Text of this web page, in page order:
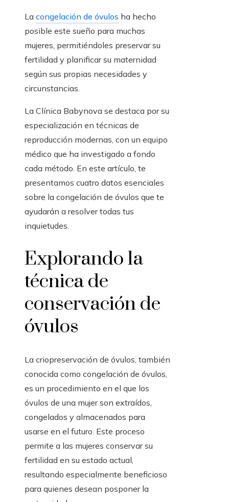
La congelación de óvulos ha hecho
posible este sueño para muchas
mujeres, permitiéndoles preservar su
fertilidad y planificar su maternidad
según sus propias necesidades y
circunstancias.
La Clínica Babynova se destaca por su
especialización en técnicas de
reproducción modernas, con un equipo
médico que ha investigado a fondo
cada método. En este artículo, te
presentamos cuatro datos esenciales
sobre la congelación de óvulos que te
ayudarán a resolver todas tus
inquietudes.
Explorando la
técnica de
conservación de
óvulos
La criopreservación de óvulos, también
conocida como congelación de óvulos,
es un procedimiento en el que los
óvulos de una mujer son extraídos,
congelados y almacenados para
usarse en el futuro. Este proceso
permite a las mujeres conservar su
fertilidad en su estado actual,
resultando especialmente beneficioso
para quienes desean posponer la